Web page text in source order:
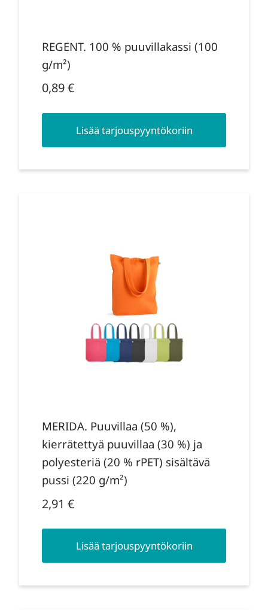
REGENT. 100 % puuvillakassi (100
g/m²)
0,89€
Lisää tarjouspyyntökoriin
MERIDA. Puuvillaa (50 %),
kierrätettyä puuvillaa (30 %) ja
polyesteriä (20 % rPET) sisältävä
pussi (220 g/m²)
2,91 €
Lisää tarjouspyyntökoriin